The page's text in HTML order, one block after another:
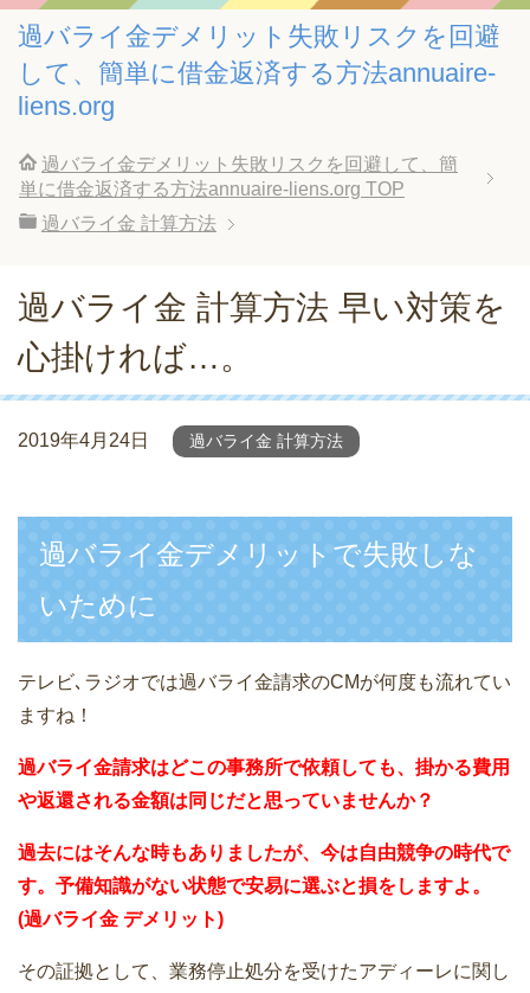
過バライ金デメリット失敗リスクを回避
して、簡単に借金返済する方法annuaire-
liens.org
過バライ金デメリット失敗リスクを回避して、簡
単に借金返済する方法annuaire-liens.org TOP
過バライ金 計算方法
過バライ金 計算方法 早い対策を
心掛ければ…。
2019年4月24日 過バライ金 計算方法
過バライ金デメリットで失敗しな
いために
テレビ､ラジオでは過バライ金請求のCMが何度も流れてい
ますね！
過バライ金請求はどこの事務所で依頼しても、掛かる費用
や返還される金額は同じだと思っていませんか？
過去にはそんな時もありましたが、今は自由競争の時代で
す。予備知識がない状態で安易に選ぶと損をしますよ。
(過バライ金 デメリット)
その証拠として、業務停止処分を受けたアディーレに関し